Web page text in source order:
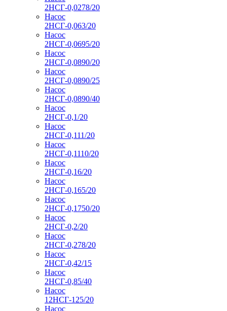
2НСГ-0,0278/20
Насос
2НСГ-0,063/20
Насос
2НСГ-0,0695/20
Насос
2НСГ-0,0890/20
Насос
2НСГ-0,0890/25
Насос
2НСГ-0,0890/40
Насос
2НСГ-0,1/20
Насос
2НСГ-0,111/20
Насос
2НСГ-0,1110/20
Насос
2НСГ-0,16/20
Насос
2НСГ-0,165/20
Насос
2НСГ-0,1750/20
Насос
2НСГ-0,2/20
Насос
2НСГ-0,278/20
Насос
2НСГ-0,42/15
Насос
2НСГ-0,85/40
Насос
12НСГ-125/20
Насос